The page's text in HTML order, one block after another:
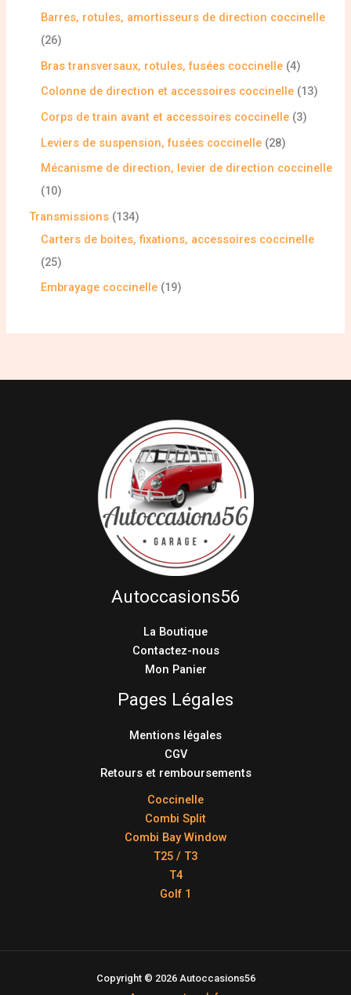
Barres, rotules, amortisseurs de direction coccinelle
26
Bras transversaux, rotules, fusées coccinelle 4
Colonne de direction et accessoires coccinelle 13
Corps de train avant et accessoires coccinelle 3
Leviers de suspension, fusées coccinelle 28
Mécanisme de direction, levier de direction coccinelle
10
Transmissions 134
Carters de boites, fixations, accessoires coccinelle
25
Embrayage coccinelle 19
Autoccasions56
La Boutique
Contactez-nous
Mon Panier
Pages Légales
Mentions légales
CGV
Retours et remboursements
Coccinelle
Combi Split
Combi Bay Window
T25 / T3
T4
Golf 1
Copyright © 2026 Autoccasions56